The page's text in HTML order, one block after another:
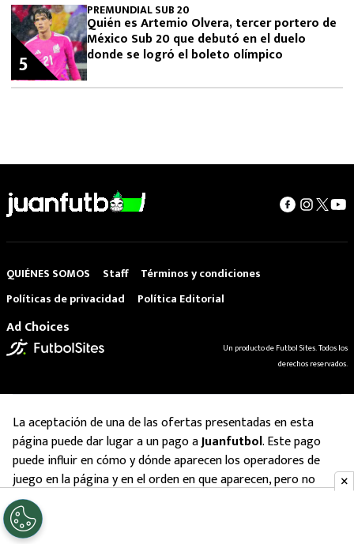
PREMUNDIAL SUB 20
Quién es Artemio Olvera, tercer portero de
México Sub 20 que debutó en el duelo
donde se logró el boleto olímpico
5
QUIÉNES SOMOS Staff
Términos y condiciones
Políticas de privacidad
Política Editorial
Ad Choices
Un producto de Futbol Sites. Todos los
derechos reservados.
La aceptación de una de las ofertas presentadas en esta
página puede dar lugar a un pago aJuanfutbol. Este pago
puede influir en cómo y dónde aparecen los operadores de
juego en la página y en el orden en que aparecen, pero no
influye en nuestras evaluaciones.